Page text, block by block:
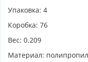
Упаковка: 4
Коробка: 76
Вес: 0.209
Материал: